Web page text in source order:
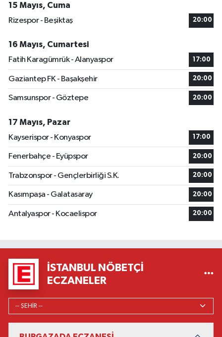
15 Mayıs, Cuma
Rizespor - Beşiktaş
20:00
16 Mayıs, Cumartesi
Fatih Karagümrük - Alanyaspor
17:00
Gaziantep FK - Başakşehir 20:00
Samsunspor - Göztepe 20:00
17 Mayıs, Pazar
Kayserispor - Konyaspor
17:00
Fenerbahçe - Eyüpspor 20:00
Trabzonspor - Gençlerbirliği S.K. 20:00
Kasımpaşa - Galatasaray 20:00
Antalyaspor - Kocaelispor 20:00
İSTANBUL NÖBETÇI
ECZANELER